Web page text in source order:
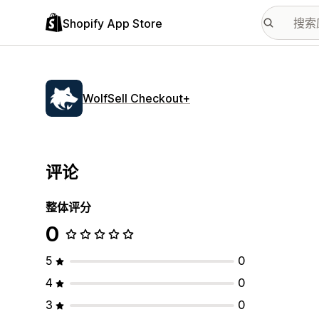
Shopify App Store
WolfSell Checkout+
评论
整体评分
0
5
0
4
0
3
0